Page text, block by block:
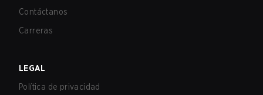
Contáctanos
Carreras
LEGAL
Política de privacidad